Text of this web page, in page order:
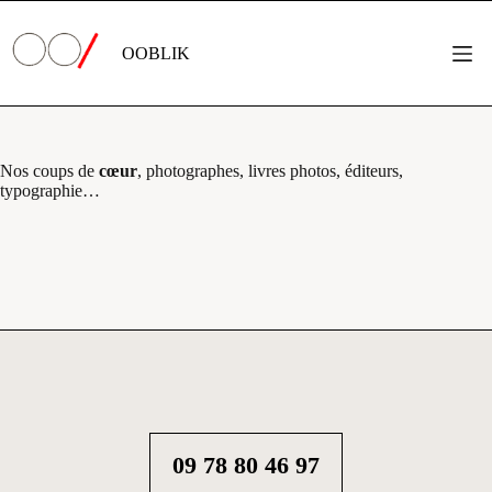
contenu
OOBLIK
BLOG
Nos coups de cœur, photographes, livres photos, éditeurs,
typographie…
09 78 80 46 97